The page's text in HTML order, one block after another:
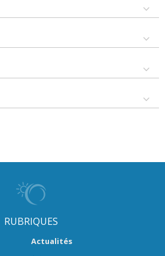
RUBRIQUES
Actualités